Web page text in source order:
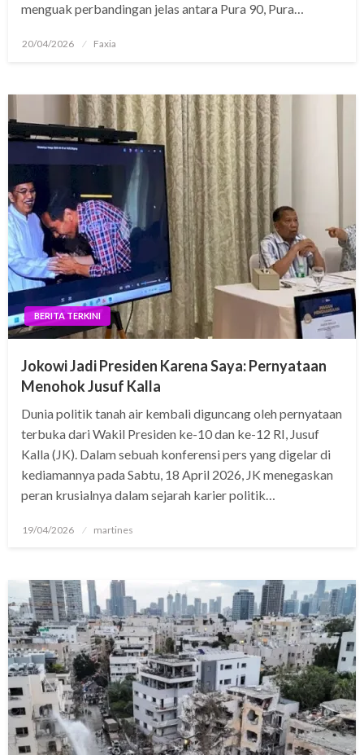
menguak perbandingan jelas antara Pura 90, Pura…
Posted
20/04/2026 Faxia
BERITA TERKINI
Jokowi Jadi Presiden Karena Saya: Pernyataan
Menohok Jusuf Kalla
Dunia politik tanah air kembali diguncang oleh pernyataan
terbuka dari Wakil Presiden ke-10 dan ke-12 RI, Jusuf
Kalla (JK). Dalam sebuah konferensi pers yang digelar di
kediamannya pada Sabtu, 18 April 2026, JK menegaskan
peran krusialnya dalam sejarah karier politik…
Posted
19/04/2026 martines